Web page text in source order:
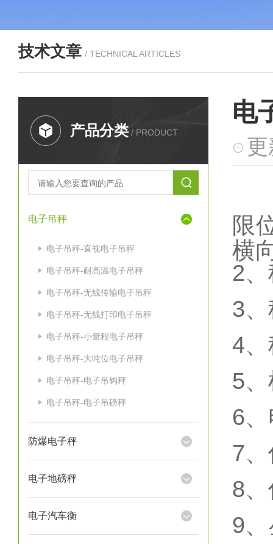
技术文章 / TECHNICAL ARTICLES
产品分类 / PRODUCT
电子吊秤
电子吊秤-直视电子吊秤
电子吊秤-耐高温电子吊秤
电子吊秤-无线传输电子吊秤
电子吊秤-无线打印电子吊秤
电子吊秤-小量程电子吊秤
电子吊秤-大吨位电子吊秤
电子吊秤-电子吊钩秤
电子吊秤-电子吊磅秤
防爆电子秤
电子地磅秤
电子汽车衡
电
限
横
2
3
4
5
6、
7
8
9